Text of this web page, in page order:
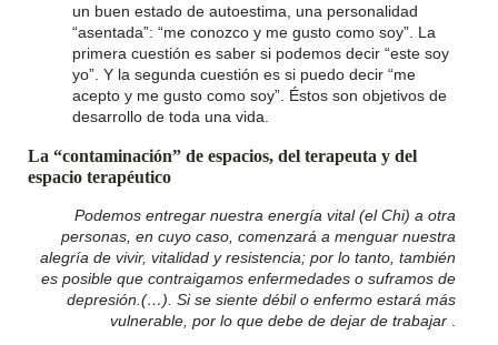
un buen estado de autoestima, una personalidad
“asentada”: “me conozco y me gusto como soy”. La
primera cuestión es saber si podemos decir “este soy
yo”. Y la segunda cuestión es si puedo decir “me
acepto y me gusto como soy”. Éstos son objetivos de
desarrollo de toda una vida.
La “contaminación” de espacios, del terapeuta y del
espacio terapéutico
Podemos entregar nuestra energía vital (el Chi) a otra
personas, en cuyo caso, comenzará a menguar nuestra
alegría de vivir, vitalidad y resistencia; por lo tanto, también
es posible que contraigamos enfermedades o suframos de
depresión.(…). Si se siente débil o enfermo estará más
vulnerable, por lo que debe de dejar de trabajar.